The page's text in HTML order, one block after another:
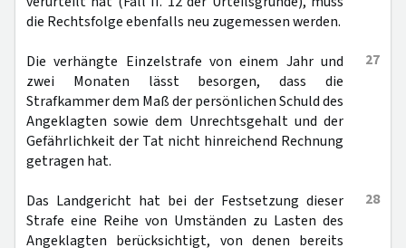
die Rechtsfolge ebenfalls neu zugemessen werden.
27
Die verhängte Einzelstrafe von einem Jahr und
zwei Monaten lässt besorgen, dass die
Strafkammer dem Maß der persönlichen Schuld des
Angeklagten sowie dem Unrechtsgehalt und der
Gefährlichkeit der Tat nicht hinreichend Rechnung
getragen hat.
28
Das Landgericht hat bei der Festsetzung dieser
Strafe eine Reihe von Umständen zu Lasten des
Angeklagten berücksichtigt, von denen bereits